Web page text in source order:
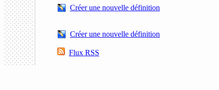
Créer une nouvelle définition
Créer une nouvelle définition
Flux RSS